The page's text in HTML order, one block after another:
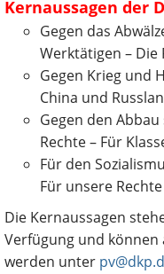
Kernaussagen der
Gegen das
Werktätigen – Die
Gegen Krieg und
China und
Gegen den
Rechte – Für
Für den
Für unsere
Die Kernaussagen
Verfügung und
werden unter